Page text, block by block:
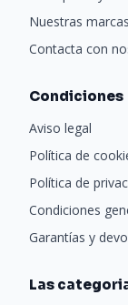
Nuestras marcas
Contacta con
Condiciones
Aviso legal
Política de
Política de
Condiciones
Garantías y
Las